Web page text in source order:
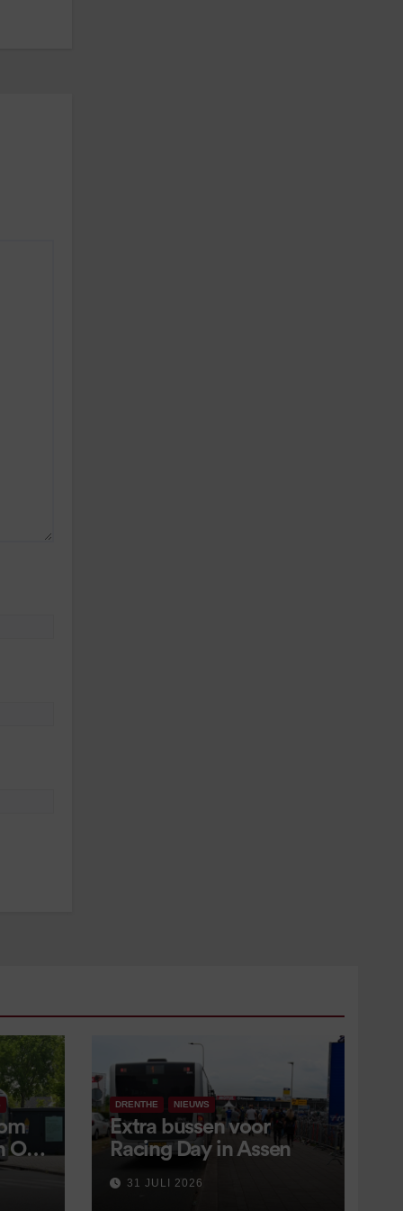
OV
9
DRENTHE NIEUWS
Extra bussen voor
Racing Day in Assen
31 JULI 2026